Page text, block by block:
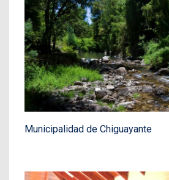
Municipalidad de Chiguayante